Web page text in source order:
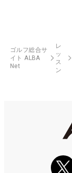
ゴルフ総合サ
イト ALBA
Net
レ
ッ
ス
ン